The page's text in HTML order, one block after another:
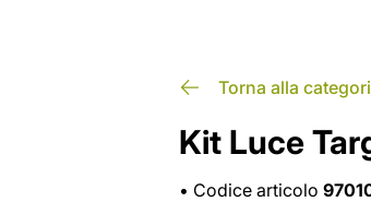
Torna alla
Kit Luce
• Codice articolo